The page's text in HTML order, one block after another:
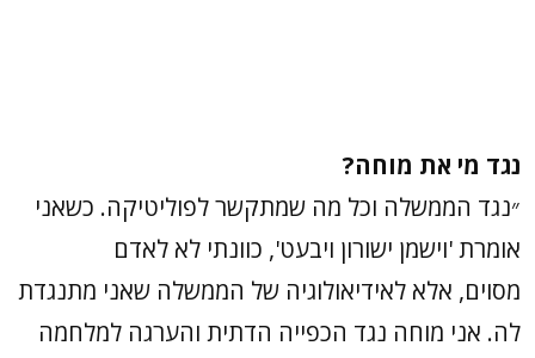
נגד מי את מוחה?
״נגד הממשלה וכל מה שמתקשר לפוליטיקה. כשאני
אומרת 'וישמן ישורון ויבעט', כוונתי לא לאדם
מסוים, אלא לאידיאולוגיה של הממשלה שאני מתנגדת
לה. אני מוחה נגד הכפייה הדתית והערגה למלחמה